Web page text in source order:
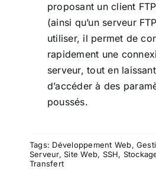
proposant un client
(ainsi qu’un serveur
utiliser, il permet de
rapidement une
serveur, tout en
d’accéder à des
poussés.
Tags: Développement Web,
Serveur,Site Web, SSH,
Transfert